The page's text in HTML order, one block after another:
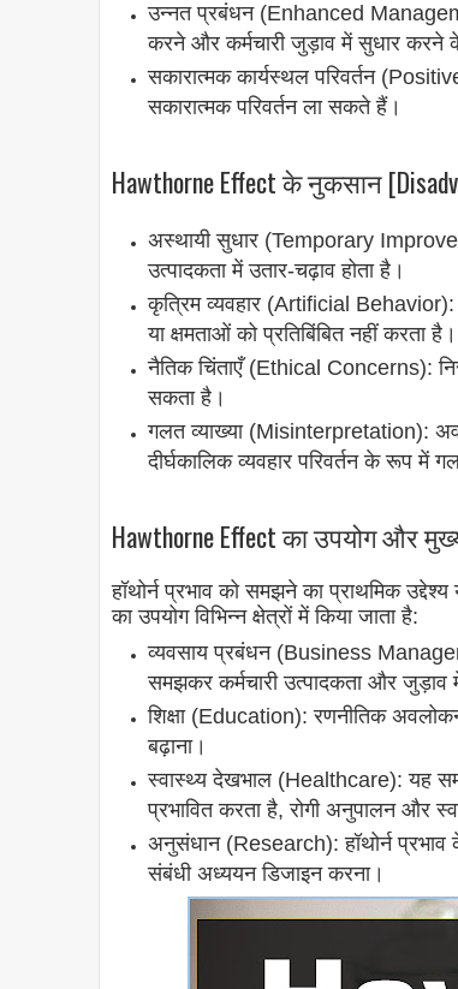
उन्नत प्रबंधन (Enhanced
करने और कर्मचारी जुड़ाव में सुधार
सकारात्मक कार्यस्थल परिवर्तन
सकारात्मक परिवर्तन ला सकते हैं।
Hawthorne Effect के नुकसान
अस्थायी सुधार (Temporary
उत्पादकता में उतार-चढ़ाव होता है।
कृत्रिम व्यवहार (Artificial Behavior):
या क्षमताओं को प्रतिबिंबित नहीं करता है।
नैतिक चिंताएँ (Ethical Concerns):
सकता है।
गलत व्याख्या (Misinterpretation):
दीर्घकालिक व्यवहार परिवर्तन के रूप में
Hawthorne Effect का उपयोग और
हॉथोर्न प्रभाव को समझने का प्राथमिक
का उपयोग विभिन्न क्षेत्रों में किया जाता है:
व्यवसाय प्रबंधन (Business
समझकर कर्मचारी उत्पादकता और जुड़ाव
शिक्षा (Education): रणनीतिक
बढ़ाना।
स्वास्थ्य देखभाल (Healthcare): यह
प्रभावित करता है, रोगी अनुपालन और
अनुसंधान (Research): हॉथोर्न
संबंधी अध्ययन डिजाइन करना।